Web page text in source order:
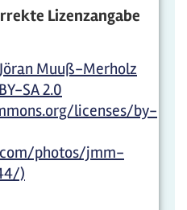
Lizenzangabe